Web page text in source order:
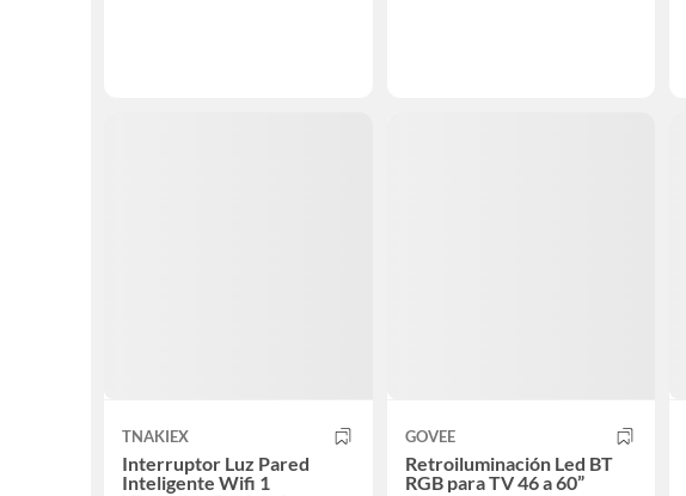
TNAKIEX
Interruptor Luz Pared
Inteligente Wifi 1
GOVEE
Retroiluminación Led BT
RGB para TV 46 a 60”